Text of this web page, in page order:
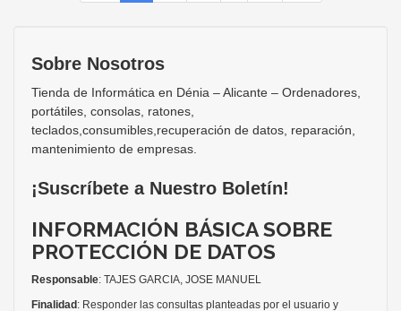
Sobre Nosotros
Tienda de Informática en Dénia – Alicante – Ordenadores,
portátiles, consolas, ratones,
teclados,consumibles,recuperación de datos, reparación,
mantenimiento de empresas.
¡Suscríbete a Nuestro Boletín!
INFORMACIÓN BÁSICA SOBRE
PROTECCIÓN DE DATOS
Responsable: TAJES GARCIA, JOSE MANUEL
Finalidad : Responder las consultas planteadas por el usuario y